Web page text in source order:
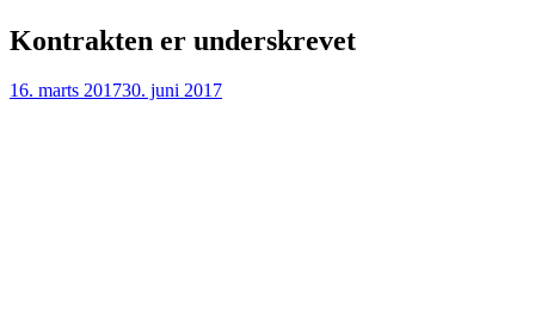
content
Kontrakten er underskrevet
16. marts 201730. juni 2017